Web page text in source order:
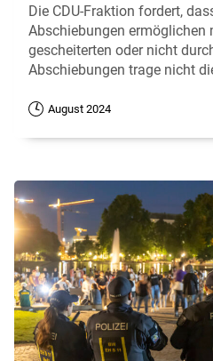
Die CDU-Fraktion fordert,
Abschiebungen ermöglichen
gescheiterten oder nicht
Abschiebungen trage nicht
August 2024